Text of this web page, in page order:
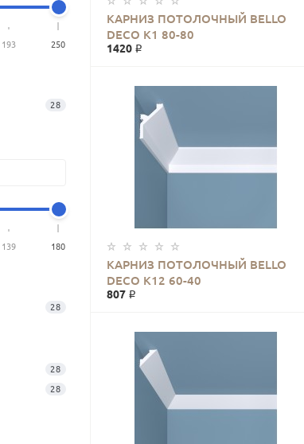
193 250
28
139 180
28
28
28
КАРНИЗ ПОТОЛОЧНЫЙ BELLO
DECO К1 80-80
1420 ₽
КАРНИЗ ПОТОЛОЧНЫЙ BELLO
DECO К12 60-40
807 ₽